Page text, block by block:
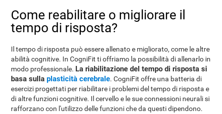
Come reabilitare o migliorare il
tempo di risposta?
Il tempo di risposta può essere allenato e migliorato, come le altre
abilità cognitive. In CogniFit ti offriamo la possibilità di allenarlo in
modo professionale. La riabilitazione del tempo di risposta si
basa sullaplasticità cerebrale. CogniFit offre una batteria di
esercizi progettati per riabilitare i problemi del tempo di risposta e
di altre funzioni cognitive. Il cervello e le sue connessioni neurali si
rafforzano con l'utilizzo delle funzioni che da questi dipendono.